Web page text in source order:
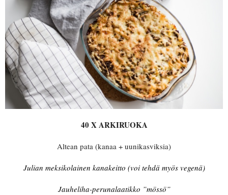
40 X ARKIRUOKA
Altean pata (kanaa + uunikasviksia)
Julian meksikolainen kanakeitto (voi tehdä myös vegenä)
Jauheliha-perunalaatikko ”mössö”